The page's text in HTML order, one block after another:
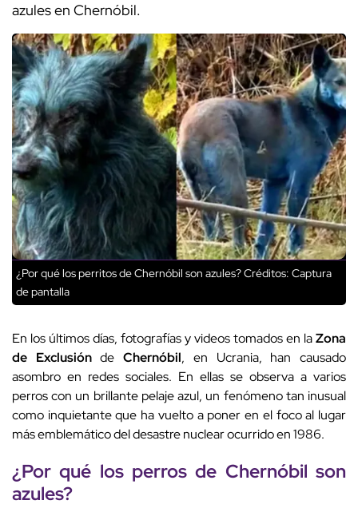
azules en Chernóbil.
¿Por qué los perritos de Chernóbil son azules?Créditos: Captura
de pantalla
En los últimos días, fotografías y videos tomados en laZona
de ExclusióndeChernóbil, en Ucrania, han causado
asombro en redes sociales. En ellas se observa a varios
perros con un brillante pelaje azul, un fenómeno tan inusual
como inquietante que ha vuelto a poner en el foco al lugar
más emblemático del desastre nuclear ocurrido en 1986.
¿Por qué los perros de Chernóbil son
azules?